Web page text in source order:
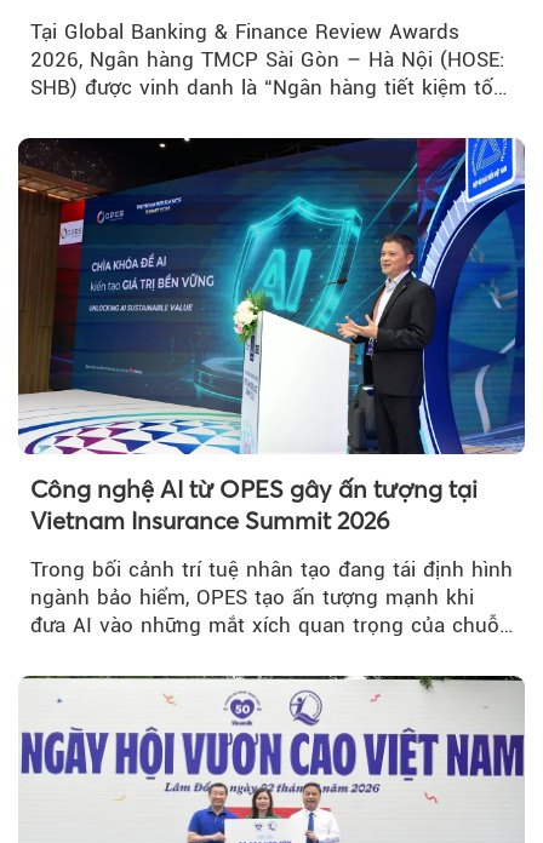
Tại Global Banking & Finance Review Awards
2026, Ngân hàng TMCP Sài Gòn – Hà Nội (HOSE:
SHB) được vinh danh là “Ngân hàng tiết kiệm tốt
Công nghệ AI từ OPES gây ấn tượng tại
Vietnam Insurance Summit 2026
Trong bối cảnh trí tuệ nhân tạo đang tái định hình
ngành bảo hiểm, OPES tạo ấn tượng mạnh khi
đưa AI vào những mắt xích quan trọng của chuỗi